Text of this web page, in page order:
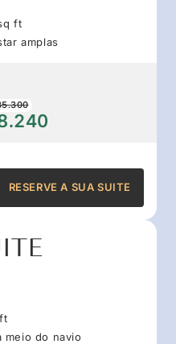
ft
amplas
RESERVE A SUA SUITE
meio do navio